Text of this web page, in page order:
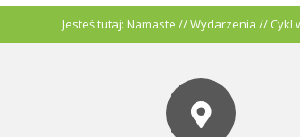
Jesteś tutaj: Namaste //Wydarzenia // Cykl